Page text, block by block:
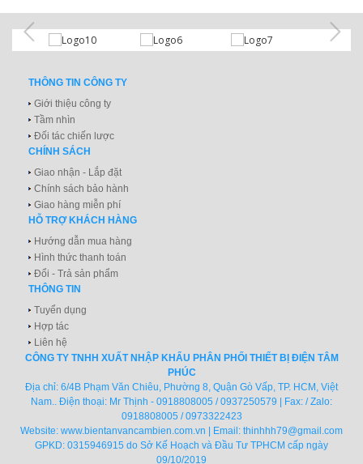
THÔNG TIN CÔNG TY
Giới thiệu công ty
Tầm nhìn
Đối tác chiến lược
CHÍNH SÁCH
Giao nhận - Lắp đặt
Chính sách bảo hành
Giao hàng miễn phí
HỖ TRỢ KHÁCH HÀNG
Hướng dẫn mua hàng
Hình thức thanh toán
Đổi - Trả sản phẩm
THÔNG TIN
Tuyển dụng
Hợp tác
Liên hệ
CÔNG TY TNHH XUẤT NHẬP KHẨU PHÂN PHỐI THIẾT BỊ ĐIỆN TÂM
PHÚC
Địa chỉ: 6/4B Phạm Văn Chiêu, Phường 8, Quận Gò Vấp, TP. HCM, Việt
Nam.. Điện thoại: Mr Thịnh - 0918808005 / 0937250579 | Fax: / Zalo:
0918808005 / 0973322423
Website: www.bientanvancambien.com.vn | Email: thinhhh79@gmail.com
GPKD: 0315946915 do Sở Kế Hoạch và Đầu Tư TPHCM cấp ngày
09/10/2019